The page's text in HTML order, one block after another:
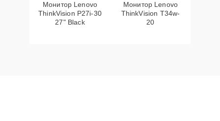
Монитор Lenovo
ThinkVision P27i-30
27" Black
Монитор Lenovo
ThinkVision T34w-
20